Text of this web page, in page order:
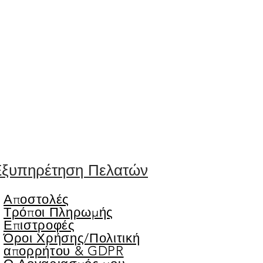
Πελατών
Αποστολές
Τρόποι Πληρωμής
Επιστροφές
Όροι Χρήσης/Πολιτική
απορρήτου & GDPR